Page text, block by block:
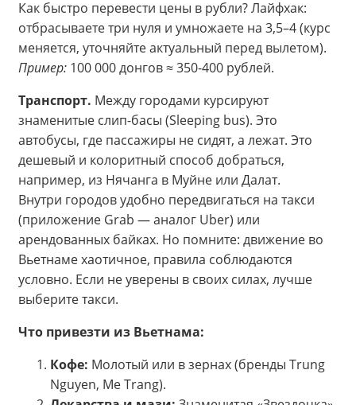
Как быстро перевести цены в рубли? Лайфхак:
отбрасываете три нуля и умножаете на 3,5–4 (курс
меняется, уточняйте актуальный перед вылетом).
Пример: 100 000 донгов ≈ 350-400 рублей.
Транспорт. Между городами курсируют
знаменитые слип-басы (Sleeping bus). Это
автобусы, где пассажиры не сидят, а лежат. Это
дешевый и колоритный способ добраться,
например, из Нячанга в Муйне или Далат.
Внутри городов удобно передвигаться на такси
(приложение Grab — аналог Uber) или
арендованных байках. Но помните: движение во
Вьетнаме хаотичное, правила соблюдаются
условно. Если не уверены в своих силах, лучше
выберите такси.
Что привезти из Вьетнама:
Кофе: Молотый или в зернах (бренды Trung
Nguyen, Me Trang).